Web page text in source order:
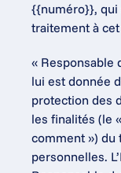
{{numéro}}, qui
traitement à
« Responsable
lui est donnée
protection des
les finalités (le
comment ») du
personnelles.